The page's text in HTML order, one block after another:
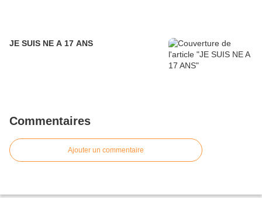
JE SUIS NE A 17 ANS
Commentaires
Ajouter un commentaire